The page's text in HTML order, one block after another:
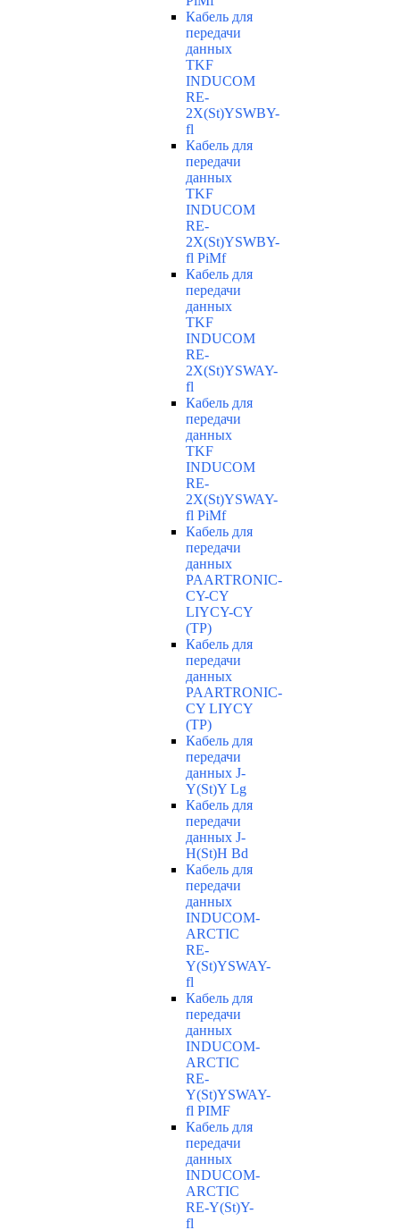
Кабель для
передачи
данных
TKF
INDUCOM
RE-
2X(St)YSWBY-
fl
Кабель для
передачи
данных
TKF
INDUCOM
RE-
2X(St)YSWBY-
fl PiMf
Кабель для
передачи
данных
TKF
INDUCOM
RE-
2X(St)YSWAY-
fl
Кабель для
передачи
данных
TKF
INDUCOM
RE-
2X(St)YSWAY-
fl PiMf
Кабель для
передачи
данных
PAARTRONIC-
CY-CY
LIYCY-CY
(TP)
Кабель для
передачи
данных
PAARTRONIC-
CY LIYCY
(TP)
Кабель для
передачи
данных J-
Y(St)Y Lg
Кабель для
передачи
данных J-
H(St)H Bd
Кабель для
передачи
данных
INDUCOM-
ARCTIC
RE-
Y(St)YSWAY-
fl
Кабель для
передачи
данных
INDUCOM-
ARCTIC
RE-
Y(St)YSWAY-
fl PIMF
Кабель для
передачи
данных
INDUCOM-
ARCTIC
RE-Y(St)Y-
fl